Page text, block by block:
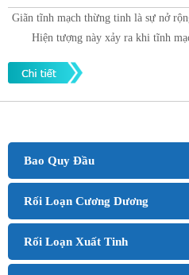
Giãn tĩnh mạch thừng tinh là sự nở
Hiện tượng này xảy ra khi tĩnh
Bao Quy Đầu
Rối Loạn Cương Dương
Rối Loạn Xuất Tinh